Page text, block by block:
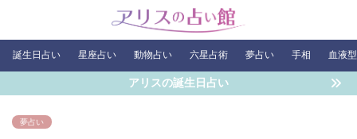
誕生日占い 星座占い 動物占い 六星占術 夢占い 手相 血液
アリスの誕生日占い
夢占い